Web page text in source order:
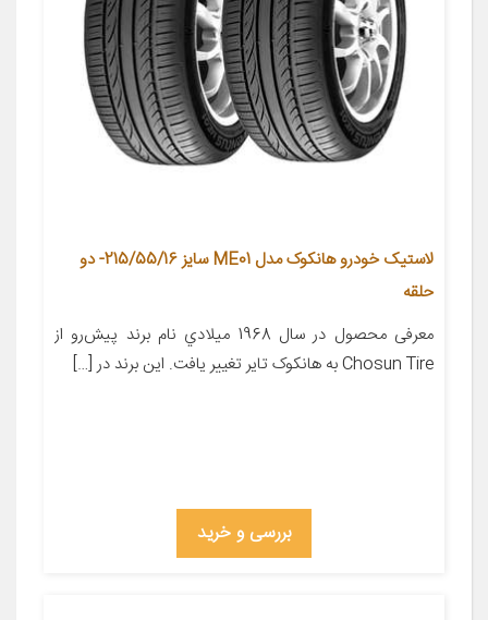
لاستیک خودرو هانکوک مدل ME01 سایز 215/55/16- دو
حلقه
معرفی محصول در سال 1968 ميلادي نام برند پيش‌رو از
Chosun Tire به هانکوک تاير تغيير يافت. اين برند در […]
بررسی و خرید